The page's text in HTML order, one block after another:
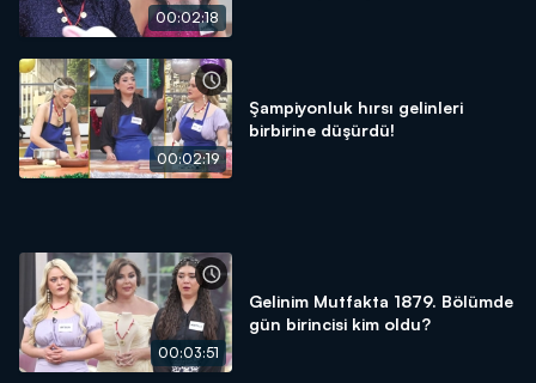
00:02:18
00:02:19
Şampiyonluk hırsı gelinleri
birbirine düşürdü!
00:03:51
Gelinim Mutfakta 1879. Bölümde
gün birincisi kim oldu?